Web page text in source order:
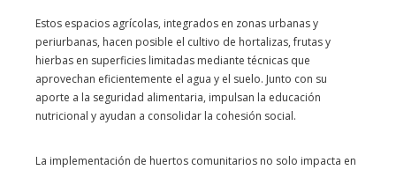
Estos espacios agrícolas, integrados en zonas urbanas y
periurbanas, hacen posible el cultivo de hortalizas, frutas y
hierbas en superficies limitadas mediante técnicas que
aprovechan eficientemente el agua y el suelo. Junto con su
aporte a la seguridad alimentaria, impulsan la educación
nutricional y ayudan a consolidar la cohesión social.
La implementación de huertos comunitarios no solo impacta en